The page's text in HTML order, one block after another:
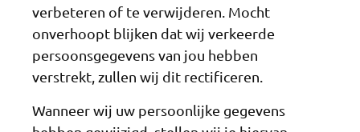
verbeteren of te verwijderen. Mocht
onverhoopt blijken dat wij verkeerde
persoonsgegevens van jou hebben
verstrekt, zullen wij dit rectificeren.
Wanneer wij uw persoonlijke gegevens